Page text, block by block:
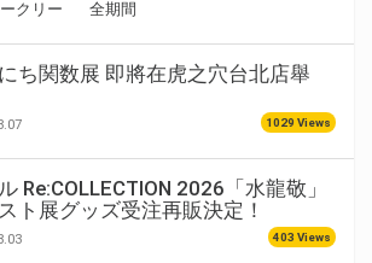
クリー 全期間
ち関数展 即將在虎之穴台北店舉
1029 Views
Re:COLLECTION 2026「水龍敬」
ト展グッズ受注再販決定！
403 Views